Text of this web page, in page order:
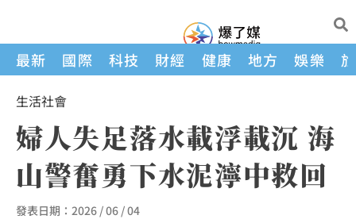
最新 國際 科技 財經 健康 地方 娛樂
生活社會
婦人失足落水載浮載沉 海
山警奮勇下水泥濘中救回
發表日期： 2026 / 06 / 04